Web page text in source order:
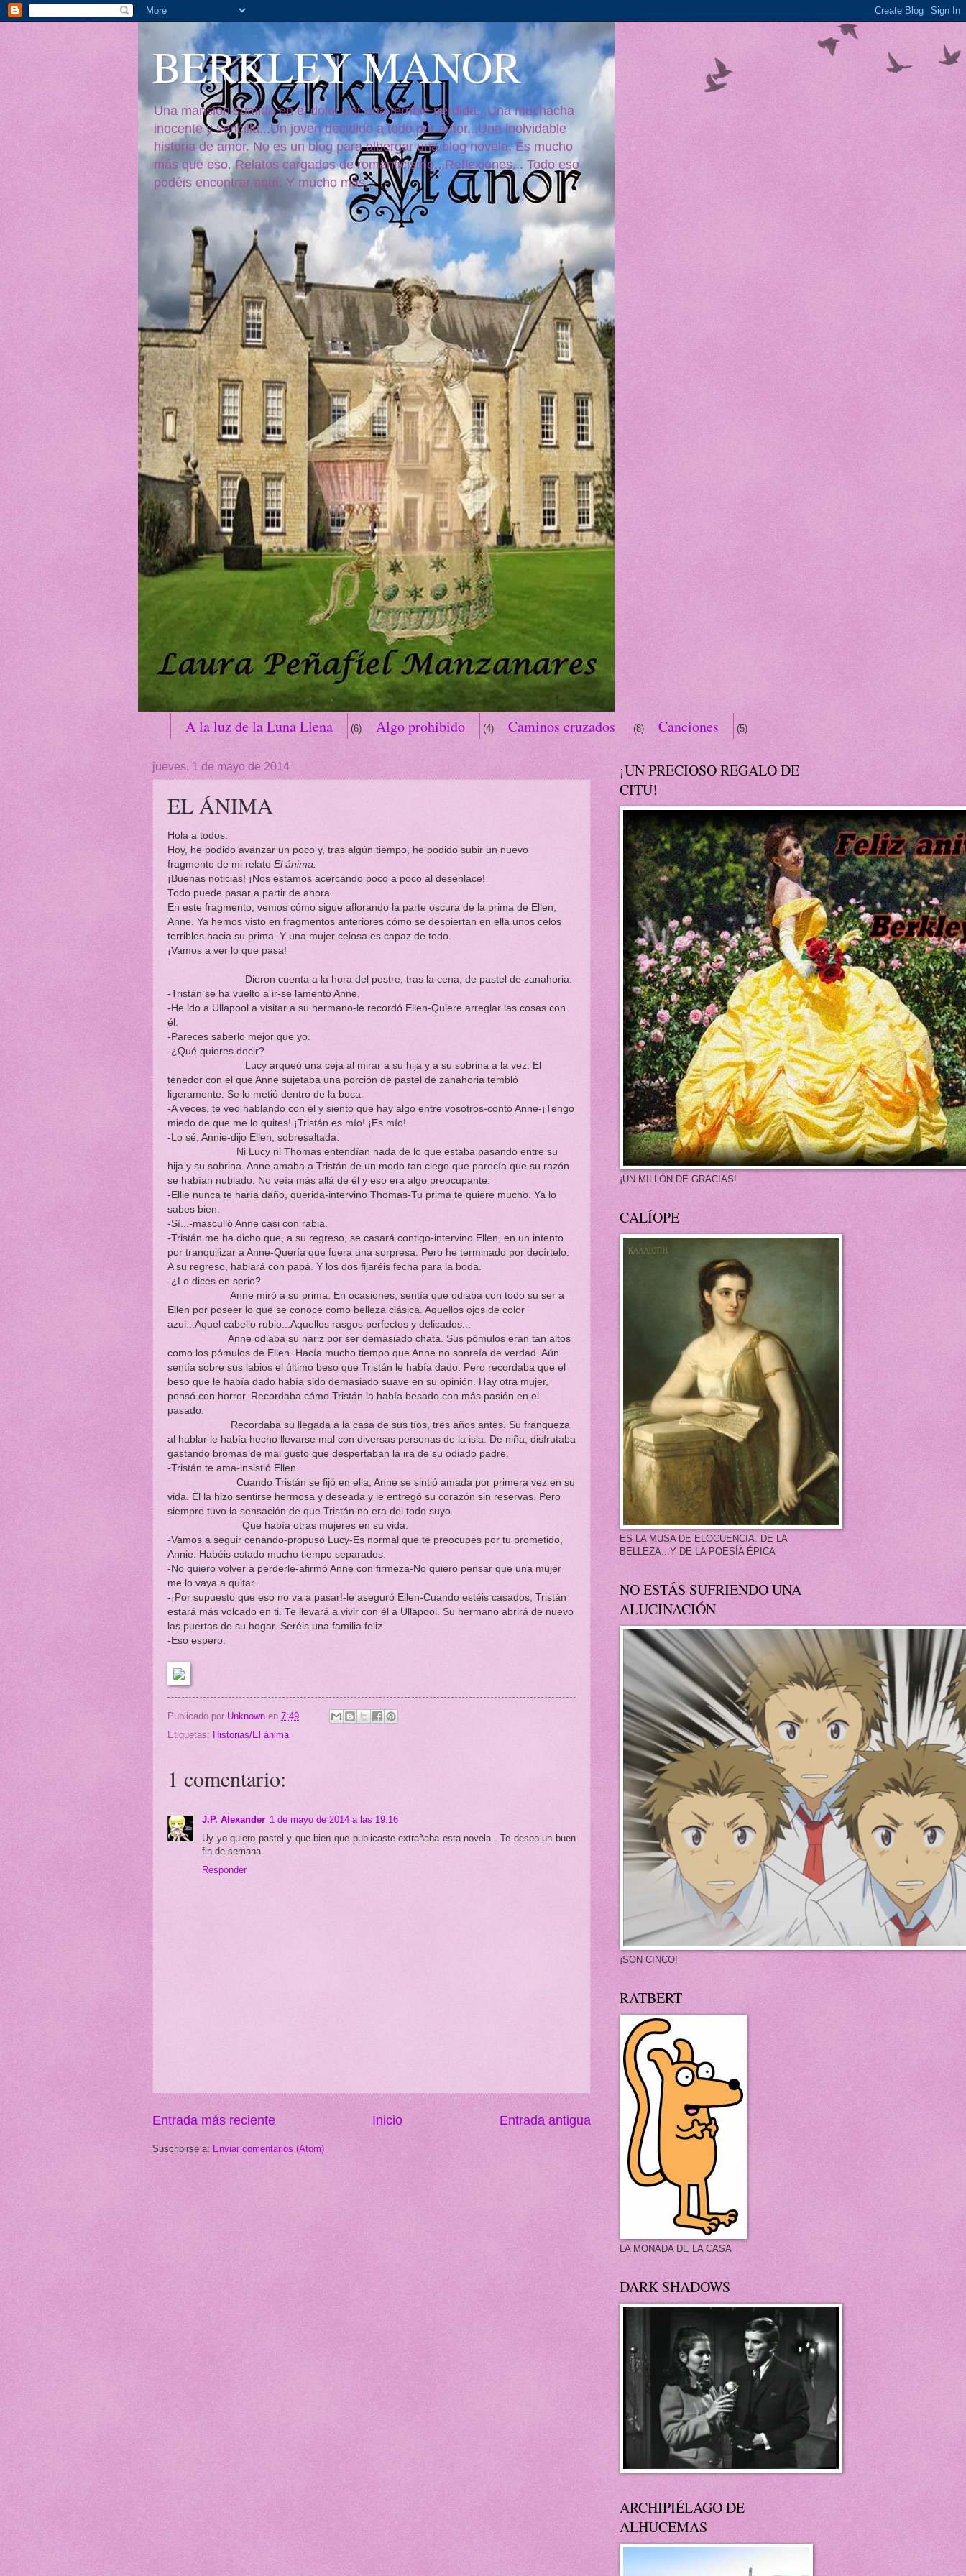
BERKLEY MANOR
Una mansión sumida en el dolor por una terrible pérdida...Una muchacha
inocente y sencilla...Un joven decidido a todo por amor...Una inolvidable
historia de amor. No es un blog para albergar una blog novela. Es mucho
más que eso. Relatos cargados de romanticismo...Reflexiones... Todo eso
podéis encontrar aquí. Y mucho más...
A la luz de la Luna Llena (6) Algo prohibido (4) Caminos cruzados (8) Canciones (5)
El diario de lady Ashley (1) Felicidades (5) Feliz Navidad (1) Grandes misterios literarios
Historia (8) Historias/Amor amargo (10)
Historias/Berkley Manor
Historias/Noche de bodas en Marshall Abbey Historias/Te echo de menos (5)
Historias/Un sabor agridulce Ilusiones rotas Noticias (2) Premios (2)
Presentación Promociones (2) Reflexiones Sabías qué... (15) Siglo XIX (4)
Siglo XVIII (3) Siglo XX (5)
jueves, 1 de mayo de 2014
EL ÁNIMA
Hola a todos.
Hoy, he podido avanzar un poco y, tras algún tiempo, he podido subir un nuevo
fragmento de mi relato El ánima.
¡Buenas noticias! ¡Nos estamos acercando poco a poco al desenlace!
Todo puede pasar a partir de ahora.
En este fragmento, vemos cómo sigue aflorando la parte oscura de la prima de Ellen,
Anne. Ya hemos visto en fragmentos anteriores cómo se despiertan en ella unos celos
terribles hacia su prima. Y una mujer celosa es capaz de todo.
¡Vamos a ver lo que pasa!
Dieron cuenta a la hora del postre, tras la cena, de pastel de zanahoria.
-Tristán se ha vuelto a ir-se lamentó Anne.
-He ido a Ullapool a visitar a su hermano-le recordó Ellen-Quiere arreglar las cosas con
él.
-Pareces saberlo mejor que yo.
-¿Qué quieres decir?
Lucy arqueó una ceja al mirar a su hija y a su sobrina a la vez. El
tenedor con el que Anne sujetaba una porción de pastel de zanahoria tembló
ligeramente. Se lo metió dentro de la boca.
-A veces, te veo hablando con él y siento que hay algo entre vosotros-contó Anne-¡Tengo
miedo de que me lo quites! ¡Tristán es mío! ¡Es mío!
-Lo sé, Annie-dijo Ellen, sobresaltada.
Ni Lucy ni Thomas entendían nada de lo que estaba pasando entre su
hija y su sobrina. Anne amaba a Tristán de un modo tan ciego que parecía que su razón
se habían nublado. No veía más allá de él y eso era algo preocupante.
-Ellie nunca te haría daño, querida-intervino Thomas-Tu prima te quiere mucho. Ya lo
sabes bien.
-Sí...-masculló Anne casi con rabia.
-Tristán me ha dicho que, a su regreso, se casará contigo-intervino Ellen, en un intento
por tranquilizar a Anne-Quería que fuera una sorpresa. Pero he terminado por decírtelo.
A su regreso, hablará con papá. Y los dos fijaréis fecha para la boda.
-¿Lo dices en serio?
Anne miró a su prima. En ocasiones, sentía que odiaba con todo su ser a
Ellen por poseer lo que se conoce como belleza clásica. Aquellos ojos de color
azul...Aquel cabello rubio...Aquellos rasgos perfectos y delicados...
Anne odiaba su nariz por ser demasiado chata. Sus pómulos eran tan altos
como los pómulos de Ellen. Hacía mucho tiempo que Anne no sonreía de verdad. Aún
sentía sobre sus labios el último beso que Tristán le había dado. Pero recordaba que el
beso que le había dado había sido demasiado suave en su opinión. Hay otra mujer,
pensó con horror. Recordaba cómo Tristán la había besado con más pasión en el
pasado.
Recordaba su llegada a la casa de sus tíos, tres años antes. Su franqueza
al hablar le había hecho llevarse mal con diversas personas de la isla. De niña, disfrutaba
gastando bromas de mal gusto que despertaban la ira de su odiado padre.
-Tristán te ama-insistió Ellen.
Cuando Tristán se fijó en ella, Anne se sintió amada por primera vez en su
vida. Él la hizo sentirse hermosa y deseada y le entregó su corazón sin reservas. Pero
siempre tuvo la sensación de que Tristán no era del todo suyo.
Que había otras mujeres en su vida.
-Vamos a seguir cenando-propuso Lucy-Es normal que te preocupes por tu prometido,
Annie. Habéis estado mucho tiempo separados.
-No quiero volver a perderle-afirmó Anne con firmeza-No quiero pensar que una mujer
me lo vaya a quitar.
-¡Por supuesto que eso no va a pasar!-le aseguró Ellen-Cuando estéis casados, Tristán
estará más volcado en ti. Te llevará a vivir con él a Ullapool. Su hermano abrirá de nuevo
las puertas de su hogar. Seréis una familia feliz.
-Eso espero.
Publicado por Unknown en 7:49
Etiquetas: Historias/El ánima
1 comentario:
J.P. Alexander 1 de mayo de 2014 a las 19:16
Uy yo quiero pastel y que bien que publicaste extrañaba esta novela . Te deseo un buen
fin de semana
Responder
Entrada más reciente Entrada antigua
Inicio
Suscribirse a: Enviar comentarios (Atom)
¡UN PRECIOSO REGALO DE
CITU!
¡UN MILLÓN DE GRACIAS!
CALÍOPE
ES LA MUSA DE ELOCUENCIA. DE LA
BELLEZA...Y DE LA POESÍA ÉPICA
NO ESTÁS SUFRIENDO UNA
ALUCINACIÓN
¡SON CINCO!
RATBERT
LA MONADA DE LA CASA
DARK SHADOWS
ARCHIPIÉLAGO DE
ALHUCEMAS